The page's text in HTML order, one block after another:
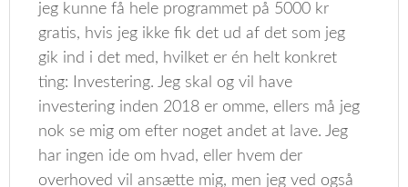
jeg kunne få hele programmet på 5000 kr
gratis, hvis jeg ikke fik det ud af det som jeg
gik ind i det med, hvilket er én helt konkret
ting: Investering. Jeg skal og vil have
investering inden 2018 er omme, ellers må jeg
nok se mig om efter noget andet at lave. Jeg
har ingen ide om hvad, eller hvem der
overhoved vil ansætte mig, men jeg ved også